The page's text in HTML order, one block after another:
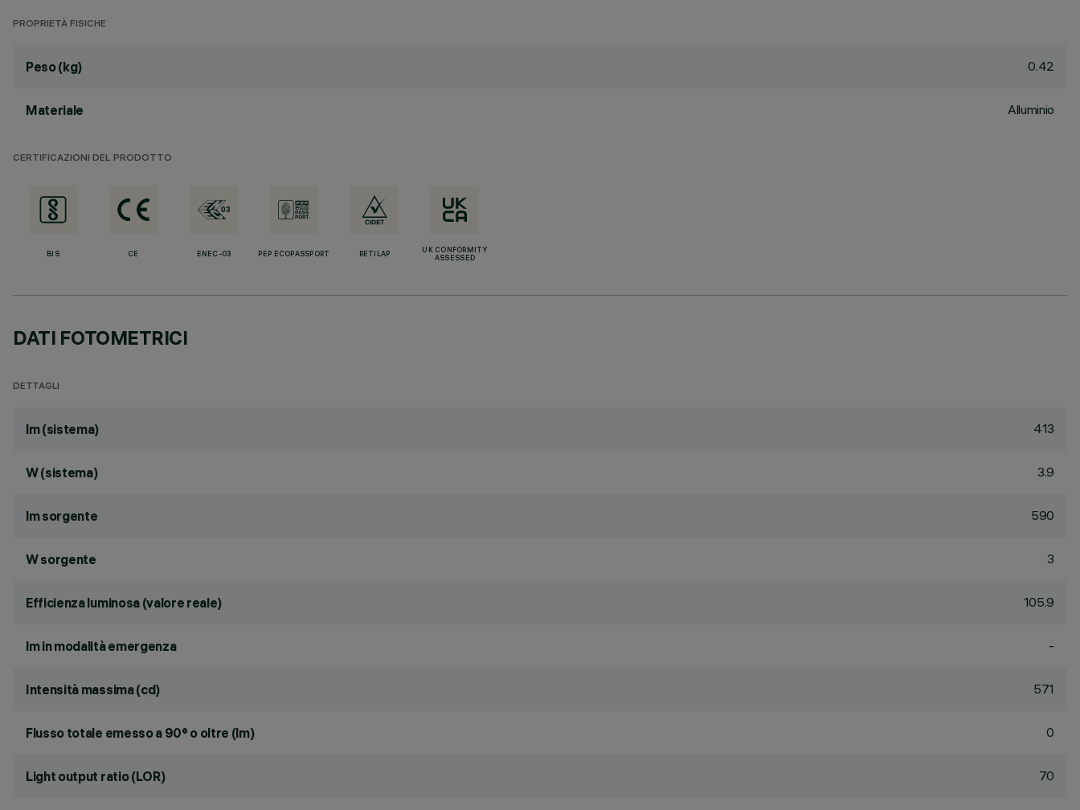
PROPRIETÀ FISICHE
Peso (kg) 0.42
Materiale Alluminio
CERTIFICAZIONI DEL PRODOTTO
BIS CE ENEC-03 PEP ECOPASSPORT RETILAP
UK CONFORMITY
ASSESSED
DATI FOTOMETRICI
DETTAGLI
lm (sistema) 413
W (sistema) 3.9
lm sorgente 590
W sorgente 3
Efficienza luminosa (valore reale) 105.9
lm in modalità emergenza -
Intensità massima (cd) 571
Flusso totale emesso a 90° o oltre (lm) 0
Light output ratio (LOR) 70